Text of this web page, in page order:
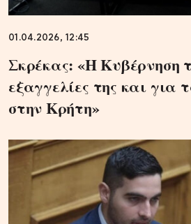
01.04.2026, 12:45
Σκρέκας: «Η Κυβέρνηση
εξαγγελίες της και
στην Κρήτη»